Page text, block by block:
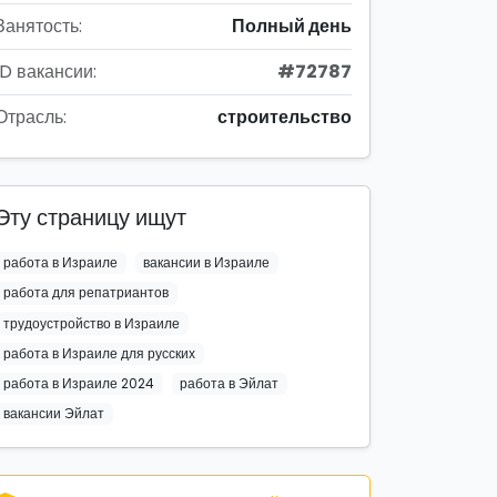
Полный день
вакансии:
#72787
строительство
страницу ищут
работа в Израиле
вакансии в Израиле
работа для репатриантов
трудоустройство в Израиле
работа в Израиле для русских
работа в Израиле 2024
работа в Эйлат
вакансии Эйлат